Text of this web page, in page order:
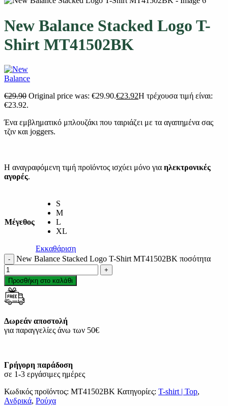
New Balance Stacked Logo T-
Shirt MT41502BK
€29.90 Original price was: €29.90.€23.92Η τρέχουσα τιμή είναι:
€23.92.
Ένα εμβληματικό μπλουζάκι που ταιριάζει με τα αγαπημένα σας
τζιν και joggers.
Η αναγραφόμενη τιμή προϊόντος ισχύει μόνο για ηλεκτρονικές
αγορές.
Μέγεθος
S
M
L
XL
Εκκαθάριση
New Balance Stacked Logo T-Shirt MT41502BK ποσότητα
Προσθήκη στο καλάθι
Δωρεάν αποστολή
για παραγγελίες άνω των 50€
Γρήγορη παράδοση
σε 1-3 εργάσιμες ημέρες
Κωδικός προϊόντος: MT41502BK Κατηγορίες: T-shirt | Top,
Ανδρικά, Ρούχα